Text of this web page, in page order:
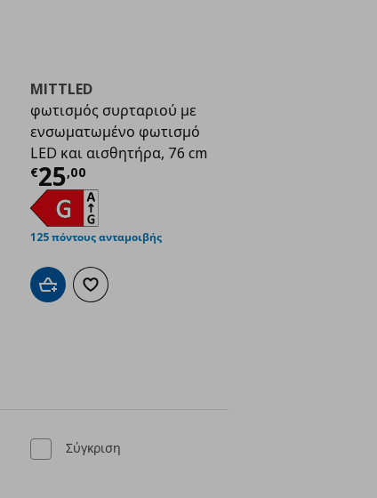
€ 28,00
MITTLED
φωτισμός συρταριού με
ενσωματωμένο φωτισμό
LED και αισθητήρα, 76 cm
€25,00
Τρέχουσα τιμή
125 πόντους ανταμοιβής
Προσθήκη στο καλάθι
Προσθήκη στα αγαπημένα
Σύγκριση